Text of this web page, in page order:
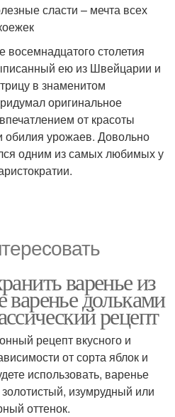
сласти – мечта всех
восемнадцатого столетия
ею из Швейцарии и
в знаменитом
оригинальное
от красоты
урожаев. Довольно
одним из самых любимых у
варенье из
варенье дольками
рецепт
рецепт вкусного и
от сорта яблок и
использовать, варенье
изумрудный или
оттенок.